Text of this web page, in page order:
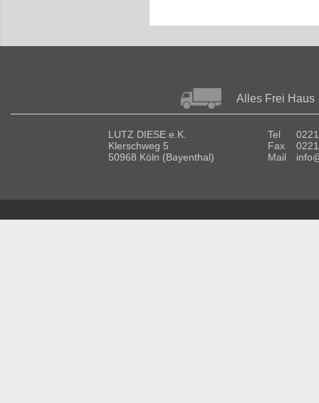
Alles Frei Haus
LUTZ DIESE e.K.
Klerschweg 5
50968 Köln (Bayenthal)
Tel
Fax
Mail